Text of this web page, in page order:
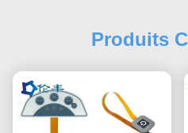
Produits